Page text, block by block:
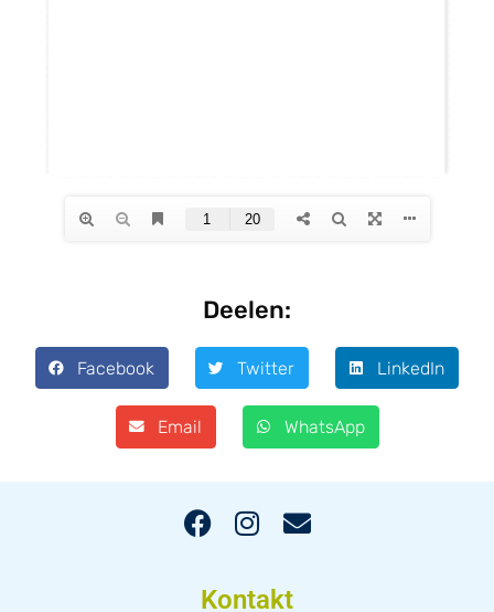
Deelen:
Facebook Twitter LinkedIn
Email WhatsApp
Kontakt